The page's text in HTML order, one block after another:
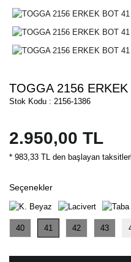
TOGGA 2156
Stok Kodu : 2156-1386
2.950,00 TL
* 983,33 TL den başlayan
Seçenekler
40 41 42 43